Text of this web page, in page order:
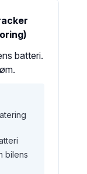
batteri.
bilens